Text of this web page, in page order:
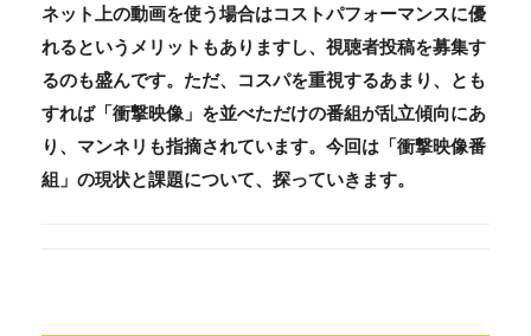
ネット上の動画を使う場合はコストパフォーマンスに優
れるというメリットもありますし、視聴者投稿を募集す
るのも盛んです。ただ、コスパを重視するあまり、とも
すれば「衝撃映像」を並べただけの番組が乱立傾向にあ
り、マンネリも指摘されています。今回は「衝撃映像番
組」の現状と課題について、探っていきます。